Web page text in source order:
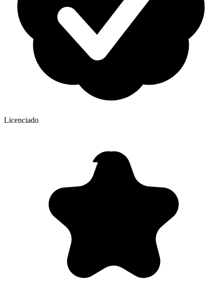
Licenciado